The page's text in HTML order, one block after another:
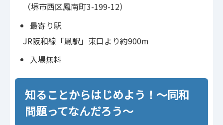
（堺市西区鳳南町3-199-12）
最寄り駅
JR阪和線「鳳駅」東口より約900m
入場無料
知ることからはじめよう！～同和
問題ってなんだろう～